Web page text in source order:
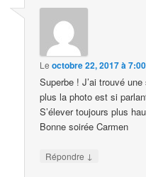
Leoctobre 22, 2017 à
Superbe ! J’ai trouvé
plus la photo est si
S’élever toujours plus
Bonne soirée Carmen
Répondre ↓